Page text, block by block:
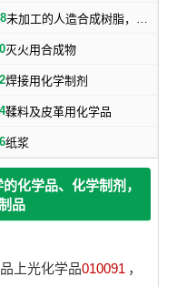
未加工的人造合成树脂，未加工塑料物质（不包括未加工的天然树脂）
灭火用合成物
焊接用化学制剂
鞣料及皮革用化学品
纸浆
化学品、化学制剂，
品
上光化学品010091 ，